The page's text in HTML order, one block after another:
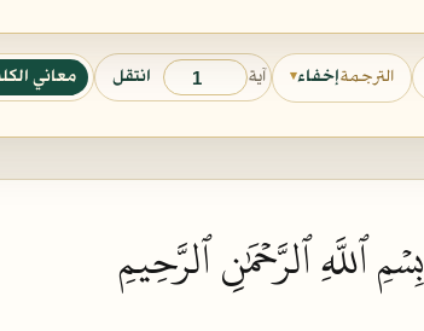
الترجمةإخفاء▾ آية انتقل معاني
بِسۡمِ ٱللَّهِ ٱلرَّحۡمَٰنِ ٱلرَّحِيمِ